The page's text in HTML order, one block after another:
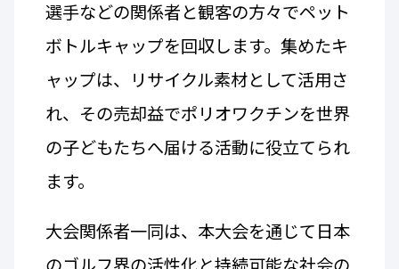
選手などの関係者と観客の方々でペット
ボトルキャップを回収します。集めたキ
ャップは、リサイクル素材として活用さ
れ、その売却益でポリオワクチンを世界
の子どもたちへ届ける活動に役立てられ
ます。
大会関係者一同は、本大会を通じて日本